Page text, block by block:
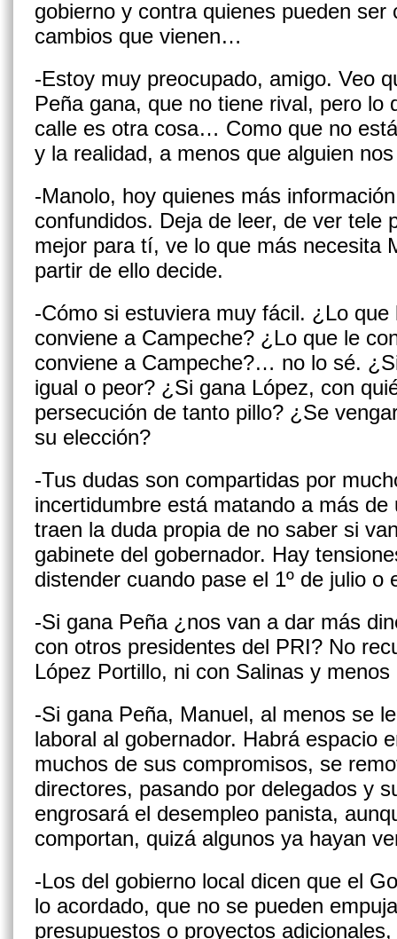
gobierno y contra quienes pueden ser
cambios que vienen…
-Estoy muy preocupado, amigo. Veo
Peña gana, que no tiene rival, pero lo
calle es otra cosa… Como que no
y la realidad, a menos que alguien
-Manolo, hoy quienes más
confundi­dos. Deja de leer, de ver tele
mejor para tí, ve lo que más necesita
partir de ello decide.
-Cómo si estuviera muy fácil. ¿Lo
conviene a Campeche? ¿Lo que le
conviene a Campeche?… no lo sé.
igual o peor? ¿Si gana López, con
persecución de tanto pillo? ¿Se
su elección?
-Tus dudas son compartidas por
in­certidumbre está matando a más
traen la duda propia de no saber si
gabinete del gobernador. Hay
distender cuando pase el 1º de julio
-Si gana Peña ¿nos van a dar más
con otros presidentes del PRI? No
López Por­tillo, ni con Salinas y
-Si gana Peña, Manuel, al menos se
laboral al gobernador. Habrá espacio
muchos de sus compromisos, se
directores, pasando por de­legados y
engrosará el desempleo panista,
comportan, quizá algunos ya hayan
-Los del gobierno local dicen que el
lo acordado, que no se pueden
presupuestos o pro­yectos